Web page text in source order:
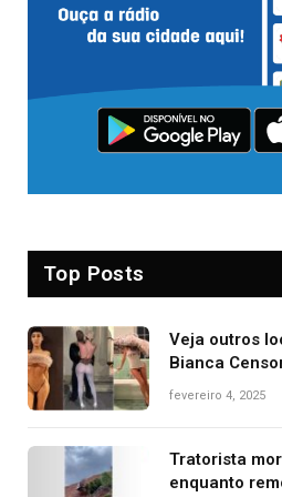
Top Posts
Veja outros
Bianca
West que
fevereiro 4, 2025
Tratorista
enquanto